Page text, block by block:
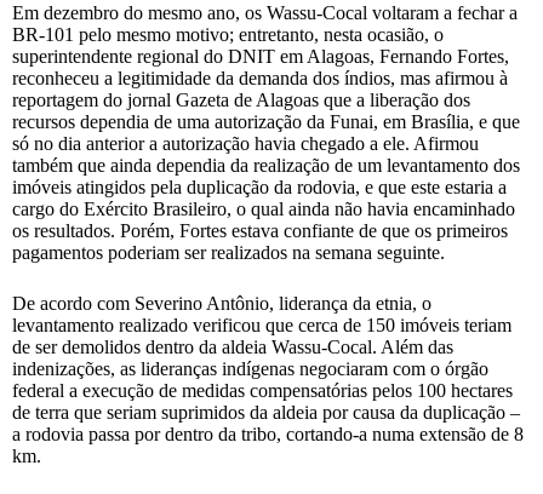
Em dezembro do mesmo ano, os Wassu-Cocal voltaram a fechar a
BR-101 pelo mesmo motivo; entretanto, nesta ocasião, o
superintendente regional do DNIT em Alagoas, Fernando Fortes,
reconheceu a legitimidade da demanda dos índios, mas afirmou à
reportagem do jornal Gazeta de Alagoas que a liberação dos
recursos dependia de uma autorização da Funai, em Brasília, e que
só no dia anterior a autorização havia chegado a ele. Afirmou
também que ainda dependia da realização de um levantamento dos
imóveis atingidos pela duplicação da rodovia, e que este estaria a
cargo do Exército Brasileiro, o qual ainda não havia encaminhado
os resultados. Porém, Fortes estava confiante de que os primeiros
pagamentos poderiam ser realizados na semana seguinte.
De acordo com Severino Antônio, liderança da etnia, o
levantamento realizado verificou que cerca de 150 imóveis teriam
de ser demolidos dentro da aldeia Wassu-Cocal. Além das
indenizações, as lideranças indígenas negociaram com o órgão
federal a execução de medidas compensatórias pelos 100 hectares
de terra que seriam suprimidos da aldeia por causa da duplicação –
a rodovia passa por dentro da tribo, cortando-a numa extensão de 8
km.